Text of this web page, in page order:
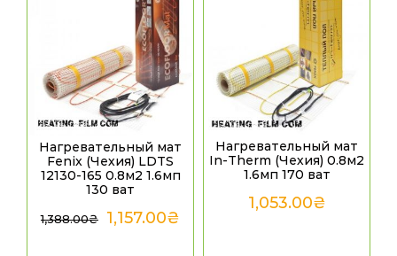
Нагревательный мат
Fenix (Чехия) LDTS
12130-165 0.8м2 1.6мп
130 ват
1,388.00₴ 1,157.00₴
Нагревательный мат
In-Therm (Чехия) 0.8м2
1.6мп 170 ват
1,053.00₴